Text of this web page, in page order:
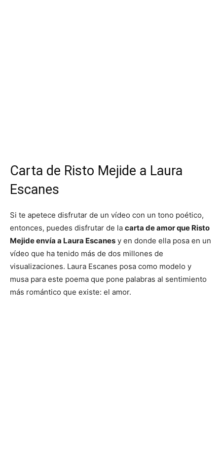
Carta de Risto Mejide a Laura
Escanes
Si te apetece disfrutar de un vídeo con un tono poético,
entonces, puedes disfrutar de la carta de amor que Risto
Mejide envía a Laura Escanes y en donde ella posa en un
vídeo que ha tenido más de dos millones de
visualizaciones. Laura Escanes posa como modelo y
musa para este poema que pone palabras al sentimiento
más romántico que existe: el amor.